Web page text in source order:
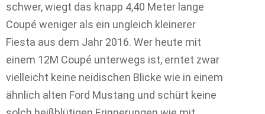
schwer, wiegt das knapp 4,40 Meter lange
Coupé weniger als ein ungleich kleinerer
Fiesta aus dem Jahr 2016. Wer heute mit
einem 12M Coupé unterwegs ist, erntet zwar
vielleicht keine neidischen Blicke wie in einem
ähnlich alten Ford Mustang und schürt keine